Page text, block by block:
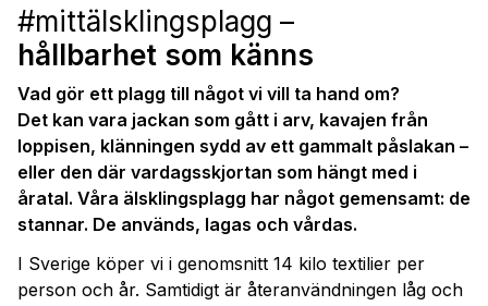
#mittälsklingsplagg –
hållbarhet som känns
Vad gör ett plagg till något vi vill ta hand om?
Det kan vara jackan som gått i arv, kavajen från
loppisen, klänningen sydd av ett gammalt påslakan –
eller den där vardagsskjortan som hängt med i
åratal. Våra älsklingsplagg har något gemensamt: de
stannar. De används, lagas och vårdas.
I Sverige köper vi i genomsnitt 14 kilo textilier per
person och år. Samtidigt är återanvändningen låg och